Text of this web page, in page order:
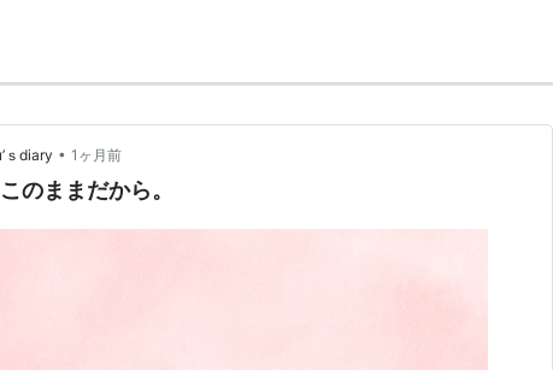
嘗胆/魔法使いサリー→出すぎた杭は打たれない/ドンデンガエ
ｓdiary • 1ヶ月前
のままだから。